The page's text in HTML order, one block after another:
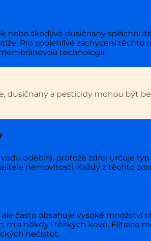
nebo škodlivé dusičnany
Pro spolehlivé zachycení
technologií.
dusičnany a pesticidy mohou být
odebírá, protože zdroj určuje
nemovitosti. Každý z těchto
často obsahuje vysoké množství
a někdy i těžkých kovů. Filtrace
nečistot.